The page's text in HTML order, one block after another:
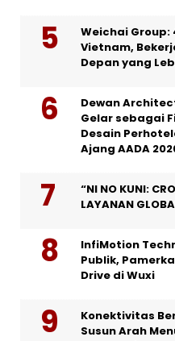
Weichai Group:
Vietnam,
Depan yang
Dewan
Gelar sebagai
Desain
Ajang AADA
“NI NO KUNI:
LAYANAN
InfiMotion
Publik,
Drive di Wuxi
Konektivitas
Susun Arah